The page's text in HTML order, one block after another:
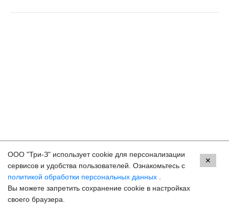
Задать вопрос
Контакты
Краснодар, ул. Красных Партизан, 18
8 (800) 250-33-30
ООО "Три-З" использует cookie для персонализации
сервисов и удобства пользователей. Ознакомьтесь с
политикой обработки персональных данных
Вы можете запретить сохранение cookie в настройках
своего браузера.
✕